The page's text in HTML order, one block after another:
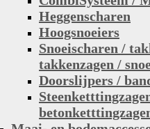
Heggenscharen
Hoogsnoeiers
Snoeischaren /
takkenzagen /
Doorslijpers /